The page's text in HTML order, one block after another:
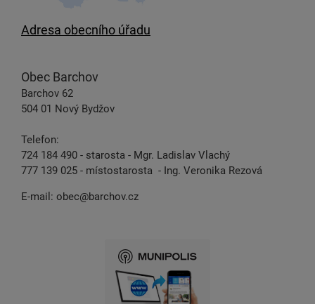
Adresa obecního úřadu
Obec Barchov
Barchov 62
504 01 Nový Bydžov
Telefon:
724 184 490 - starosta - Mgr. Ladislav Vlachý
777 139 025 - místostarosta - Ing. Veronika Rezová
E-mail: obec@barchov.cz